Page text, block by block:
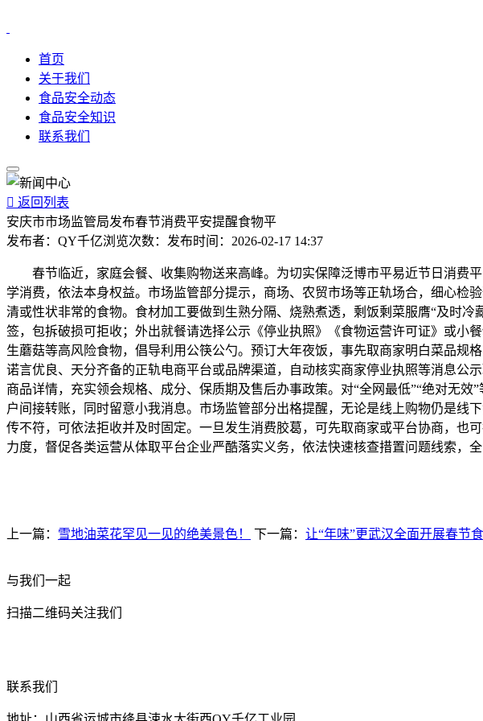
首页
关于我们
食品安全动态
食品安全知识
联系我们
 返回列表
安庆市市场监管局发布春节消费平安提醒食物平
发布者： QY千亿浏览次数： 发布时间： 2026-02-17 14:37
春节临近，家庭会餐、收集购物送来高峰。为切实保障泛博市平易近节日消费
学消费，依法本身权益。市场监管部分提示，商场、农贸市场等正轨场合，细心
清或性状非常的食物。食材加工要做到生熟分隔、烧熟煮透，剩饭剩菜服膺“及时
签，包拆破损可拒收；外出就餐请选择公示《停业执照》《食物运营许可证》或小
生蘑菇等高风险食物，倡导利用公筷公勺。预订大年夜饭，事先取商家明白菜品
诺言优良、天分齐备的正轨电商平台或品牌渠道，自动核实商家停业执照等消息公
商品详情，充实领会规格、成分、保质期及售后办事政策。对“全网最低”“绝对无
户间接转账，同时留意小我消息。市场监管部分出格提醒，无论是线上购物仍是
传不符，可依法拒收并及时固定。一旦发生消费胶葛，可先取商家或平台协商，也
力度，督促各类运营从体取平台企业严酷落实义务，依法快速核查措置问题线索，
上一篇： 雪地油菜花罕见一见的绝美景色！ 下一篇： 让“年味”更武汉全面开展春节
与我们一起
扫描二维码关注我们
联系我们